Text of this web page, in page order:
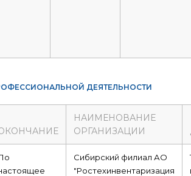
ДЕЯТЕЛЬНОСТИ
НАИМЕНОВАНИЕ
ОРГАНИЗАЦИИ
Сибирский филиал АО
"Ростехинвентаризация